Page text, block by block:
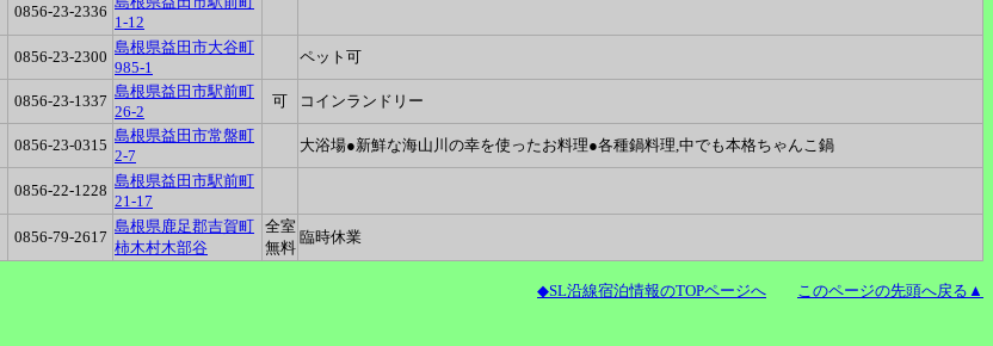
0856-23-2336
1-12
0856-23-2300
島根県益田市大谷町
985-1
ペット可
0856-23-1337
島根県益田市駅前町
26-2
可 コインランドリー
0856-23-0315
島根県益田市常盤町
2-7
大浴場●新鮮な海山川の幸を使ったお料理●各種鍋料理,中でも本格ちゃんこ鍋
0856-22-1228
島根県益田市駅前町
21-17
0856-79-2617
島根県鹿足郡吉賀町
柿木村木部谷
全室
無料
臨時休業
◆SL沿線宿泊情報のTOPページへ このページの先頭へ戻る▲